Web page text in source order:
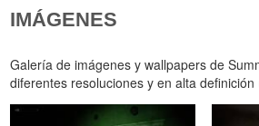
IMÁGENES
Galería de imágenes y wallpapers de
diferentes resoluciones y en alta definición